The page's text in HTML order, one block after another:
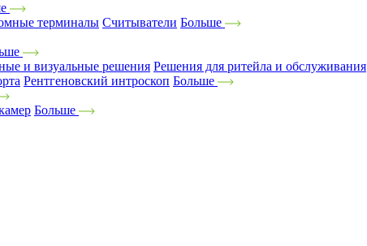
терминалы Считыватели Больше
и визуальные решения Решения для ритейла и обслуживания
Рентгеновский интроскоп Больше
Больше